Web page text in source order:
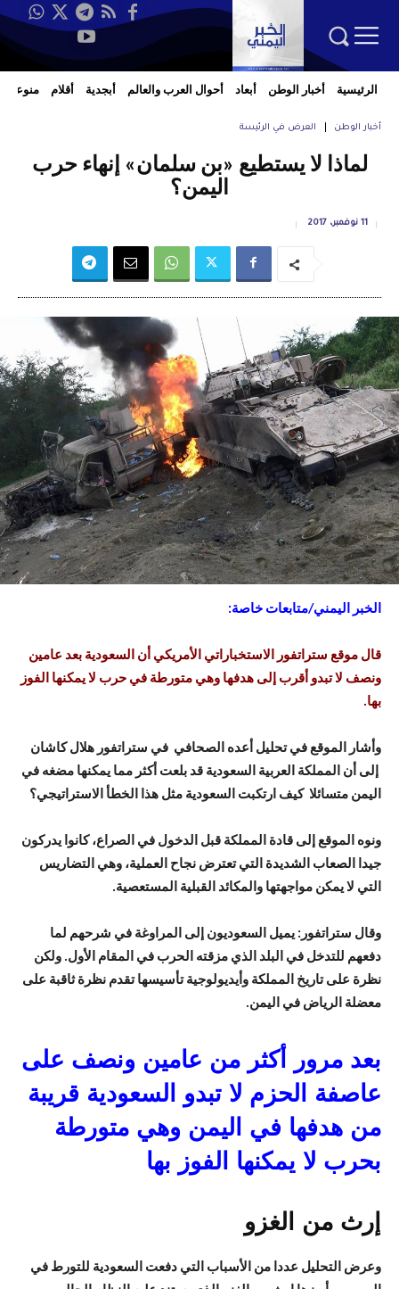
الرئيسية أخبار الوطن أبعاد أحوال العرب والعالم أبجدية أقلام منوعات
أخبار الوطن العرض في الرئيسة
لماذا لا يستطيع «بن سلمان» إنهاء حرب
اليمن؟
11 نوفمبر، 2017
الخبر اليمني/متابعات خاصة:
قال موقع ستراتفور الاستخباراتي الأمريكي أن السعودية بعد عامين
ونصف لا تبدو أقرب إلى هدفها وهي متورطة في حرب لا يمكنها الفوز
بها.
وأشار الموقع في تحليل أعده الصحافي في ستراتفور هلال كاشان
إلى أن المملكة العربية السعودية قد بلعت أكثر مما يمكنها مضغه في
اليمن متسائلا كيف ارتكبت السعودية مثل هذا الخطأ الاستراتيجي؟
ونوه الموقع إلى قادة المملكة قبل الدخول في الصراع، كانوا يدركون
جيدا الصعاب الشديدة التي تعترض نجاح العملية، وهي التضاريس
التي لا يمكن مواجهتها والمكائد القبلية المستعصية.
وقال ستراتفور: يميل السعوديون إلى المراوغة في شرحهم لما
دفعهم للتدخل في البلد الذي مزقته الحرب في المقام الأول. ولكن
نظرة على تاريخ المملكة وأيديولوجية تأسيسها تقدم نظرة ثاقبة على
معضلة الرياض في اليمن.
بعد مرور أكثر من عامين ونصف على
عاصفة الحزم لا تبدو السعودية قريبة
من هدفها في اليمن وهي متورطة
بحرب لا يمكنها الفوز بها
إرث من الغزو
وعرض التحليل عددا من الأسباب التي دفعت السعودية للتورط في